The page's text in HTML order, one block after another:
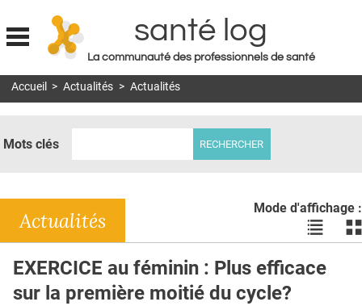
Jump to navigation
santé log
La communauté des professionnels de santé
MON COMPTE
DOSSIERS
RÉSEAUX
E-REVUE SAD
Accueil > Actualités > Actualités
Mots clés
Mode d'affichage :
Voir
les
en
les
Actualités
EXERCICE au féminin : Plus efficace
sur la première moitié du cycle?